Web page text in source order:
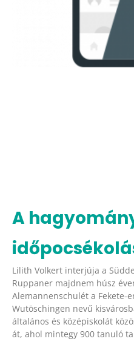
A
Lilith Volkert interjúja a
Ruppaner majdnem húsz
Alemannenschulét a Fekete-
Wutöschingen nevű
általános és középiskolát
át, ahol mintegy 900 tanuló